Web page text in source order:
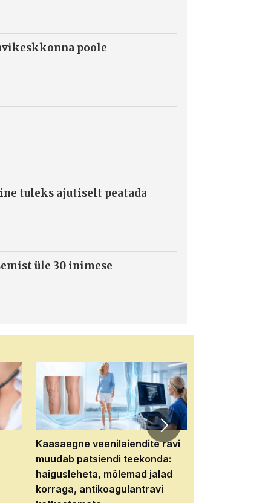
poole
tuleks ajutiselt peatada
üle 30 inimese
Kaasaegne veenilaiendite ravi
muudab patsiendi teekonda:
haigusleheta, mõlemad jalad
korraga, antikoagulantravi